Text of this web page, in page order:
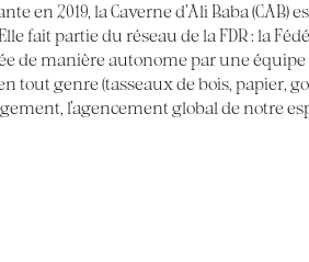
en 2019, la Caverne d’Ali Baba (CAB)
fait partie du réseau de la FDR : la
de manière autonome par une
tout genre (tasseaux de bois, papier,
l’agencement global de notre